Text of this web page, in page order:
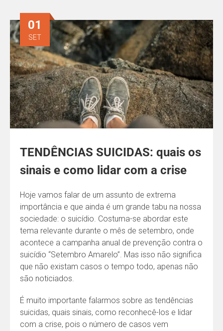
TENDÊNCIAS SUICIDAS: quais os
sinais e como lidar com a crise
01
SET
Hoje vamos falar de um assunto de extrema
importância e que ainda é um grande tabu na nossa
sociedade: o suicídio. Costuma-se abordar este
tema relevante durante o mês de setembro, onde
acontece a campanha anual de prevenção contra o
suicídio “Setembro Amarelo”. Mas isso não significa
que não existam casos o tempo todo, apenas não
são noticiados.
É muito importante falarmos sobre as tendências
suicidas, quais sinais, como reconhecê-los e lidar
com a crise, pois o número de casos vem